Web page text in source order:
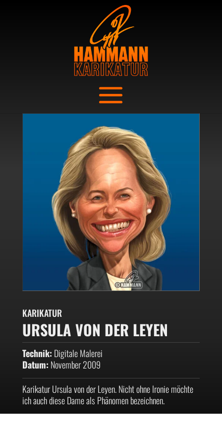
KARIKATUR
URSULA VON DER LEYEN
Technik: Digitale Malerei
Datum: November 2009
Karikatur Ursula von der Leyen. Nicht ohne Ironie möchte
ich auch diese Dame als Phänomen bezeichnen.